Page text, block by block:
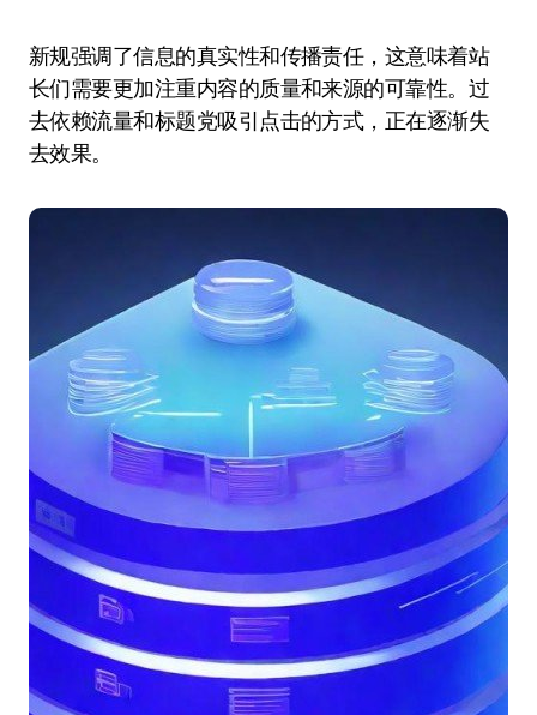
新规强调了信息的真实性和传播责任，这意味着站
长们需要更加注重内容的质量和来源的可靠性。过
去依赖流量和标题党吸引点击的方式，正在逐渐失
去效果。